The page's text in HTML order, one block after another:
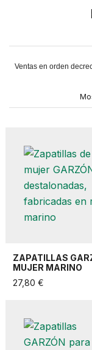
ZAPATILLAS
MUJER MARINO
27,80 €